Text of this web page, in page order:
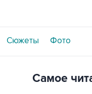
Сюжеты Фото
Самое